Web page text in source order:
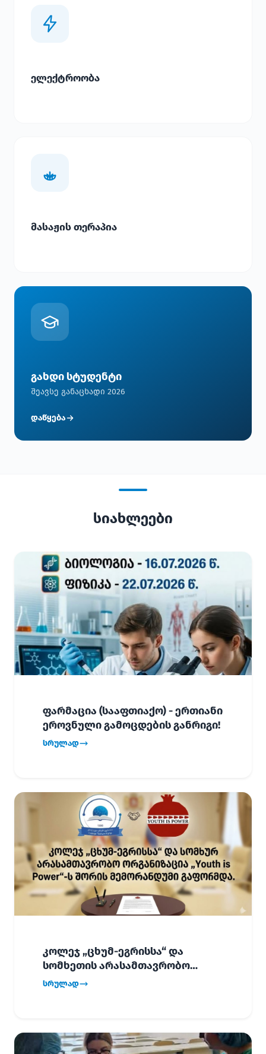
ელექტროობა
მასაჟის თერაპია
გახდი სტუდენტი
შეავსე განაცხადი 2026
დაწყება
სიახლეები
ფარმაცია (სააფთიაქო) - ერთიანი
ეროვნული გამოცდების განრიგი!
სრულად
კოლეჯ „ცხუმ-ეგრისსა“ და
სომხეთის არასამთავრობო
ორგანიზაცია „Youth is Power“-ს
სრულად